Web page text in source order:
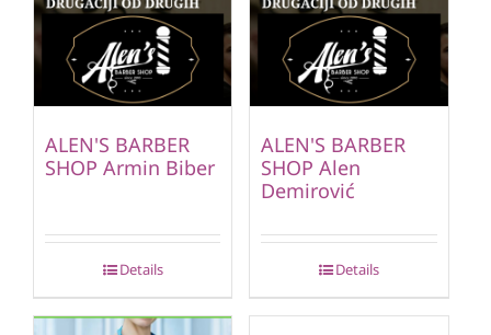
ALEN'S BARBER
SHOP Armin Biber
Details
ALEN'S BARBER
SHOP Alen
Demirović
Details